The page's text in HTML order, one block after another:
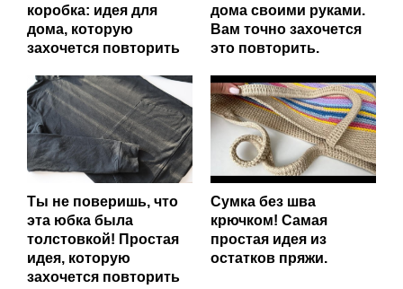
коробка: идея для
дома, которую
захочется повторить
дома своими руками.
Вам точно захочется
это повторить.
Ты не поверишь, что
эта юбка была
толстовкой! Простая
идея, которую
захочется повторить
Сумка без шва
крючком! Самая
простая идея из
остатков пряжи.